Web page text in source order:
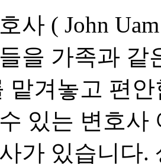
사 ( John
을 가족과 같
맡겨놓고 편
있는 변호사
가 있습니다.